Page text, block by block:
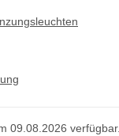
09.08.2026 verfügbar.